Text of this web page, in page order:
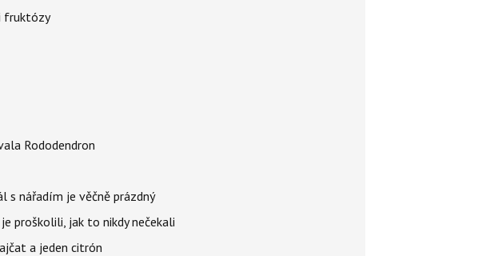
fruktózy
Rododendron
s nářadím je věčně prázdný
proškolili, jak to nikdy nečekali
a jeden citrón